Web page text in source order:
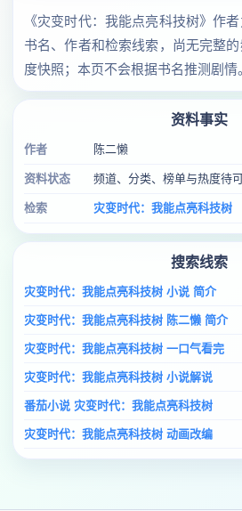
《灾变时代：我能点亮科技树》作
书名、作者和检索线索，尚无完整
度快照；本页不会根据书名推测剧情
资料事实
作者 陈二懒
资料状态 频道、分类、榜单与热度待
检索 灾变时代：我能点亮科技树
搜索线索
灾变时代：我能点亮科技树 小说 简介
灾变时代：我能点亮科技树 陈二懒 简介
灾变时代：我能点亮科技树 一口气看完
灾变时代：我能点亮科技树 小说解说
番茄小说 灾变时代：我能点亮科技树
灾变时代：我能点亮科技树 动画改编